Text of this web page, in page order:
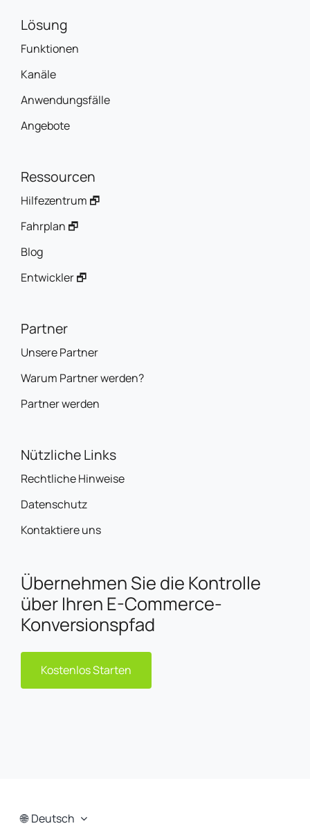
Lösung
Funktionen
Kanäle
Anwendungsfälle
Angebote
Ressourcen
Hilfezentrum 🗗
Fahrplan 🗗
Blog
Entwickler 🗗
Partner
Unsere Partner
Warum Partner werden?
Partner werden
Nützliche Links
Rechtliche Hinweise
Datenschutz
Kontaktiere uns
Übernehmen Sie die Kontrolle
über Ihren E-Commerce-
Konversionspfad
Kostenlos Starten
Deutsch